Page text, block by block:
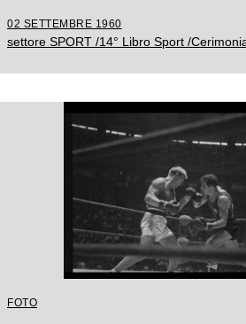
02 SETTEMBRE 1960
settore SPORT /14° Libro Sport /
FOTO